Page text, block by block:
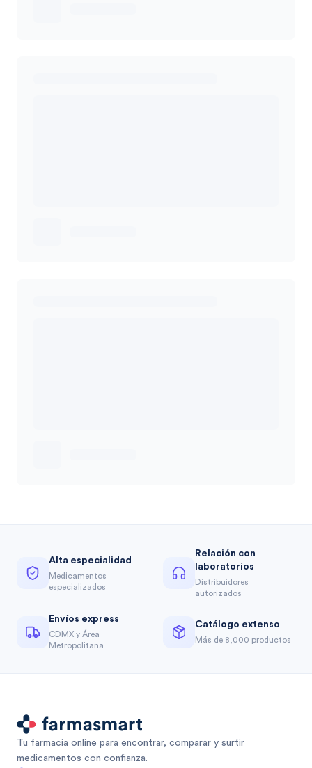
Alta especialidad
Medicamentos
especializados
Relación con
laboratorios
Distribuidores
autorizados
Envíos express
CDMX y Área
Metropolitana
Catálogo extenso
Más de 8,000 productos
Tu farmacia online para encontrar, comparar y surtir
medicamentos con confianza.